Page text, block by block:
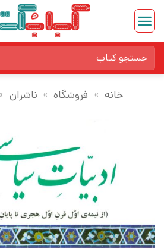
Skip
content
برای:
خانه » فروشگاه » ناشران »